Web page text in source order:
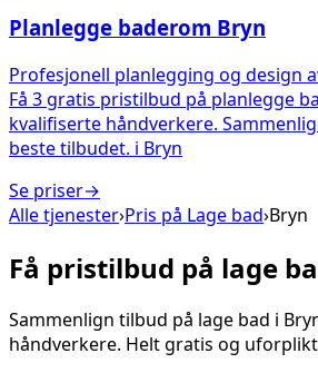
Planlegge baderom Bryn
Profesjonell planlegging og design
Få 3 gratis pristilbud på planlegge
kvalifiserte håndverkere.
beste tilbudet. i Bryn
Se priser→
Alle tjenester›Pris på Lage bad›Bryn
Få pristilbud på lage
Sammenlign tilbud på lage bad i
håndverkere. Helt gratis og